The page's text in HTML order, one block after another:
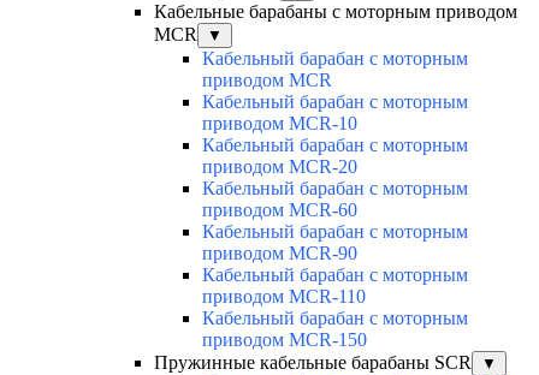
Кабельные барабаны с моторным приводом
MCR
▼
Кабельный барабан с моторным
приводом MCR
Кабельный барабан с моторным
приводом MCR-10
Кабельный барабан с моторным
приводом MCR-20
Кабельный барабан с моторным
приводом MCR-60
Кабельный барабан с моторным
приводом MCR-90
Кабельный барабан с моторным
приводом MCR-110
Кабельный барабан с моторным
приводом MCR-150
Пружинные кабельные барабаны SCR
▼